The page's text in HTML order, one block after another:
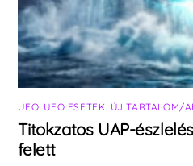
UFO UFO ESETEK ÚJ TARTALOM/
Titokzatos UAP-
felett